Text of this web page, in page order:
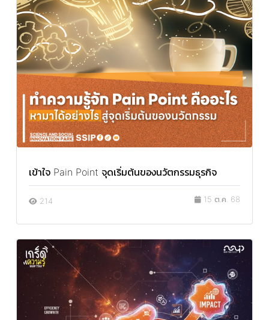
เข้าใจ Pain Point จุดเริ่มต้นของนวัตกรรมธุรกิจ
214 15 ต.ค. 68